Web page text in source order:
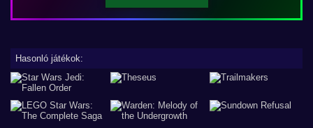
Hasonló játékok: